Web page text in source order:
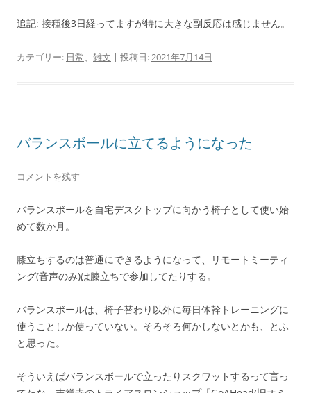
追記: 接種後3日経ってますが特に大きな副反応は感じません。
カテゴリー: 日常、 雑文 | 投稿日:2021年7月14日 |
バランスボールに立てるようになった
コメントを残す
バランスボールを自宅デスクトップに向かう椅子として使い始
めて数か月。
膝立ちするのは普通にできるようになって、リモートミーティ
ング(音声のみ)は膝立ちで参加してたりする。
バランスボールは、椅子替わり以外に毎日体幹トレーニングに
使うことしか使っていない。そろそろ何かしないとかも、とふ
と思った。
そういえばバランスボールで立ったりスクワットするって言っ